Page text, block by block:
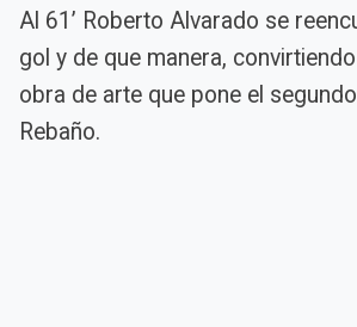
Al 61’ Roberto Alvarado se
gol y de que manera,
obra de arte que pone el
Rebaño.